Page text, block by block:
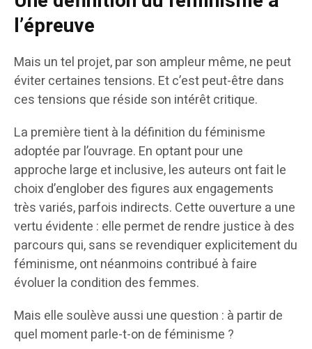
l’épreuve
Mais un tel projet, par son ampleur même, ne peut
éviter certaines tensions. Et c’est peut-être dans
ces tensions que réside son intérêt critique.
La première tient à la définition du féminisme
adoptée par l’ouvrage. En optant pour une
approche large et inclusive, les auteurs ont fait le
choix d’englober des figures aux engagements
très variés, parfois indirects. Cette ouverture a une
vertu évidente : elle permet de rendre justice à des
parcours qui, sans se revendiquer explicitement du
féminisme, ont néanmoins contribué à faire
évoluer la condition des femmes.
Mais elle soulève aussi une question : à partir de
quel moment parle-t-on de féminisme ?